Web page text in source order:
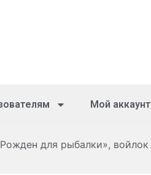
Мой аккаунт
для рыбалки», войлок